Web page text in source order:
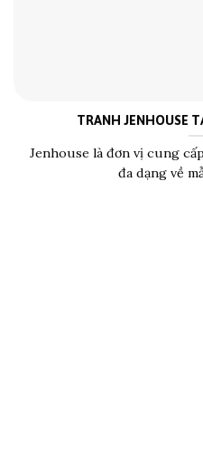
TRANH JENHOUSE
Jenhouse là đơn vị cung
đa dạng về